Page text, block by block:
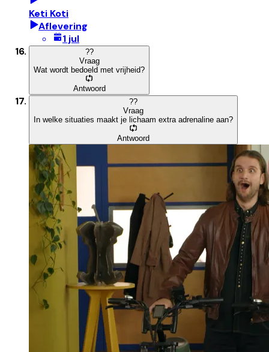
Keti Koti
Aflevering
1 jul
??
Vraag
Wat wordt bedoeld met vrijheid?
Antwoord
??
Vraag
In welke situaties maakt je lichaam extra adrenaline aan?
Antwoord